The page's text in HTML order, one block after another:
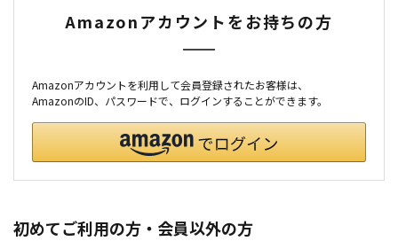
Amazonアカウントをお持ちの方
Amazonアカウントを利用して会員登録されたお客様は、
AmazonのID、パスワードで、ログインすることができます。
初めてご利用の方・会員以外の方